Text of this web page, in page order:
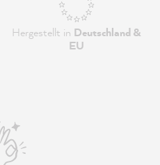
Hergestellt in Deutschland &
EU